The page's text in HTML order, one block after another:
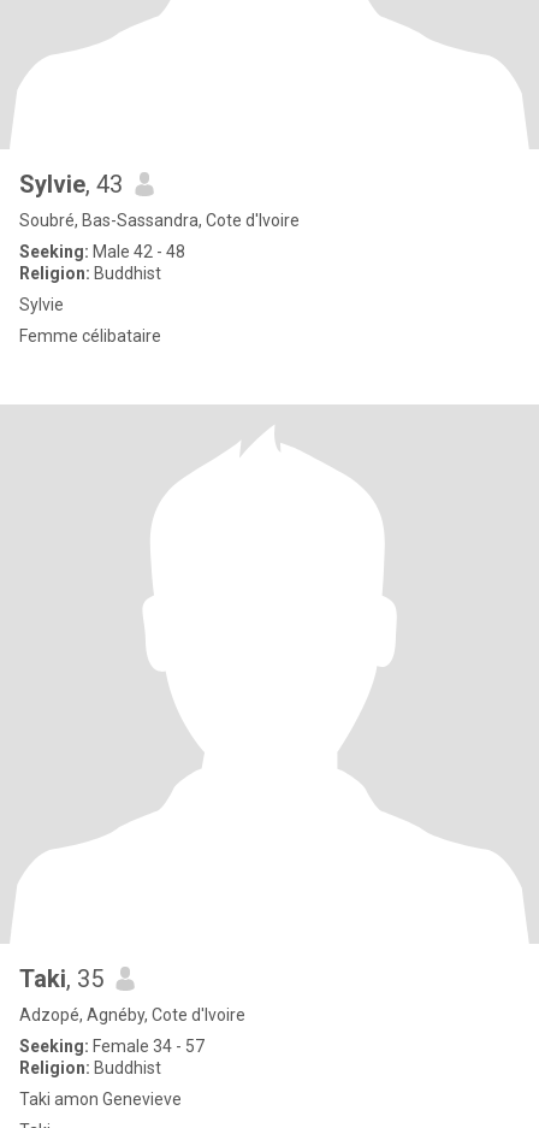
Sylvie, 43
Soubré, Bas-Sassandra, Cote d'Ivoire
Seeking: Male 42 - 48
Religion: Buddhist
Sylvie
Femme célibataire
Taki, 35
Adzopé, Agnéby, Cote d'Ivoire
Seeking: Female 34 - 57
Religion: Buddhist
Taki amon Genevieve